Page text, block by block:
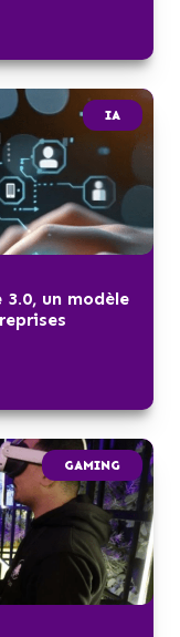
IA
un modèle
GAMING